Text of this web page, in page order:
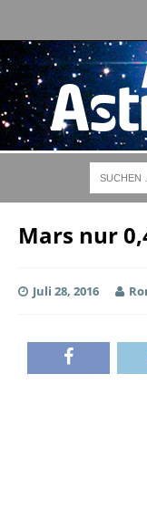
Mars nur
Juli 28, 2016